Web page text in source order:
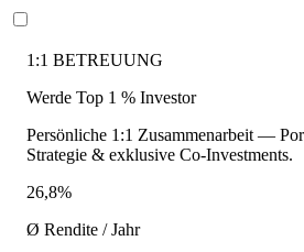
1:1 BETREUUNG
Werde Top 1 % Investor
Persönliche 1:1 Zusammenarbeit —
Strategie & exklusive Co-Investments.
26,8%
Ø Rendite / Jahr